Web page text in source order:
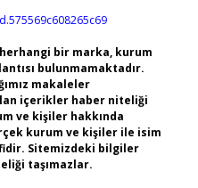
bir marka, kurum
bulunmamaktadır.
makaleler
içerikler haber niteliği
ve kişiler hakkında
kurum ve kişiler ile isim
Sitemizdeki bilgiler
taşımazlar.